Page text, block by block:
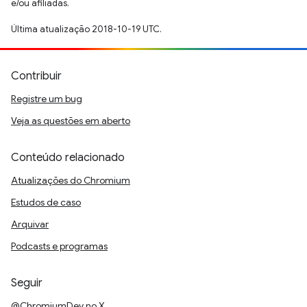
e/ou afiliadas.
Última atualização 2018-10-19 UTC.
Contribuir
Registre um bug
Veja as questões em aberto
Conteúdo relacionado
Atualizações do Chromium
Estudos de caso
Arquivar
Podcasts e programas
Seguir